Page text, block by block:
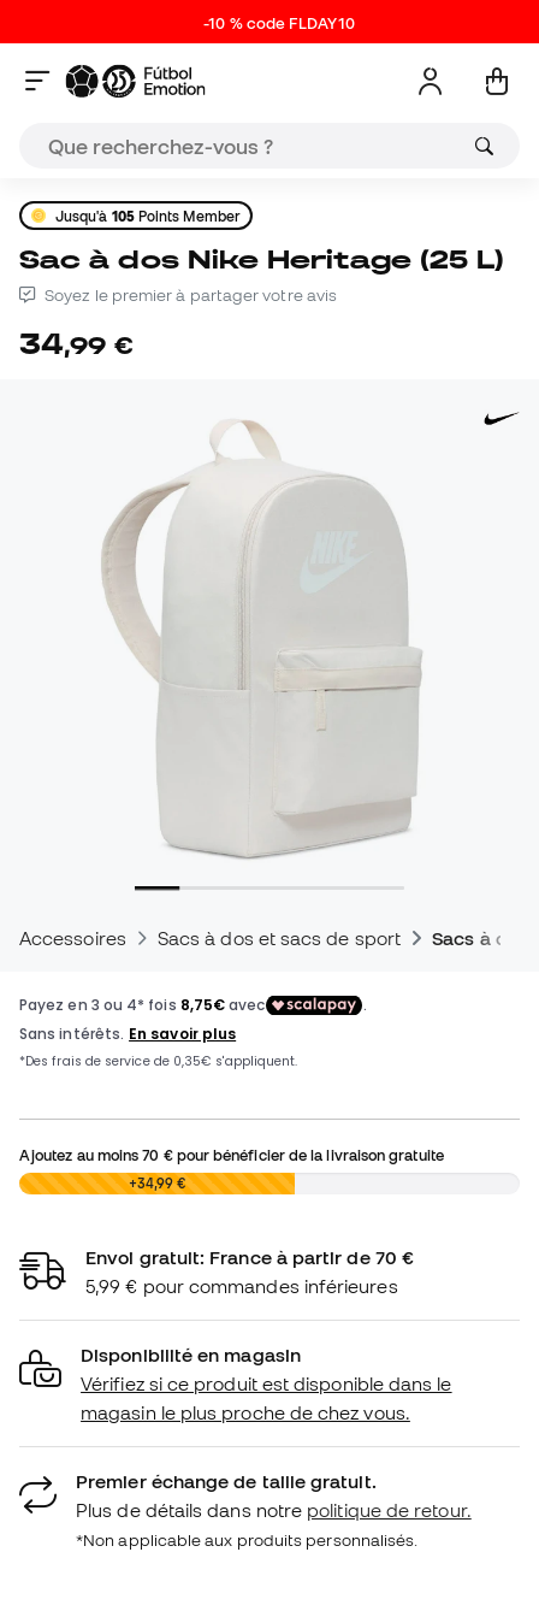
-10 % code FLDAY10
Jusqu'à 105Points Member
Sac à dos Nike Heritage (25 L)
Soyez le premier à partager votre avis
34,99 €
Accessoires Sacs à dos et sacs de sport Sacs à dos
Ajoutez au moins70 €pour bénéficier de la livraison gratuite
0,00 € +34,99 €
Envoi gratuit: France à partir de 70 €
5,99 € pour commandes inférieures
Disponibilité en magasin
Vérifiez si ce produit est disponible dans le
magasin le plus proche de chez vous.
Premier échange de taille gratuit.
Plus de détails dans notre politique de retour.
*Non applicable aux produits personnalisés.